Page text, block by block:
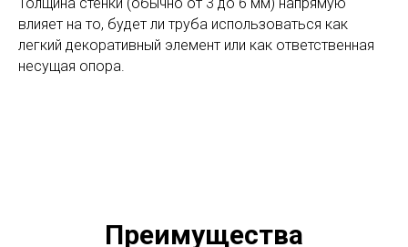
влияет на то, будет ли труба использоваться как
легкий декоративный элемент или как ответственная
несущая опора.
Преимущества